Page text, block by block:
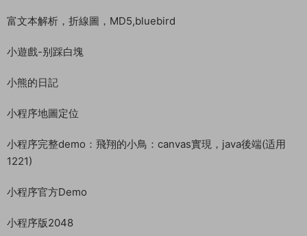
富文本解析，折線圖，MD5,bluebird
小遊戲-别踩白塊
小熊的日記
小程序地圖定位
小程序完整demo：飛翔的小鳥：canvas實現，java後端(适用
1221)
小程序官方Demo
小程序版2048